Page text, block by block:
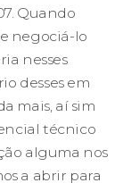
Quando
negociá-lo
nesses
desses em
mais, aí sim
técnico
alguma nos
a abrir para